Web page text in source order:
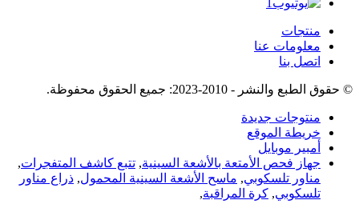
منتجات
معلومات عنا
اتصل بنا
© حقوق الطبع والنشر - 2010-2023: جميع الحقوق محفوظة.
منتوجات جديدة
خريطة الموقع
أمبير موبايل
جهاز فحص الأمتعة بالأشعة السينية, تتبع كاشف المتفجرات,
مناور تلسكوبي, ماسح الأشعة السينية المحمول, ذراع مناور
تلسكوبي, كرة المراقبة,